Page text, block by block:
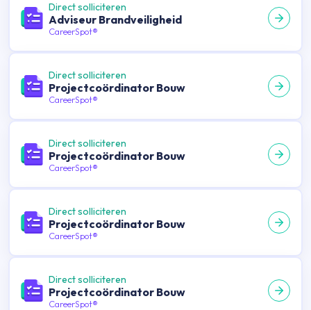
Direct solliciteren
Adviseur Brandveiligheid
CareerSpot®
Direct solliciteren
Projectcoördinator Bouw
CareerSpot®
Direct solliciteren
Projectcoördinator Bouw
CareerSpot®
Direct solliciteren
Projectcoördinator Bouw
CareerSpot®
Direct solliciteren
Projectcoördinator Bouw
CareerSpot®